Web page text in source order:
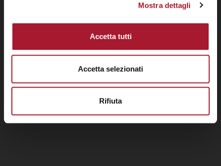
Mostra dettagli
Accetta tutti
Accetta selezionati
Rifiuta